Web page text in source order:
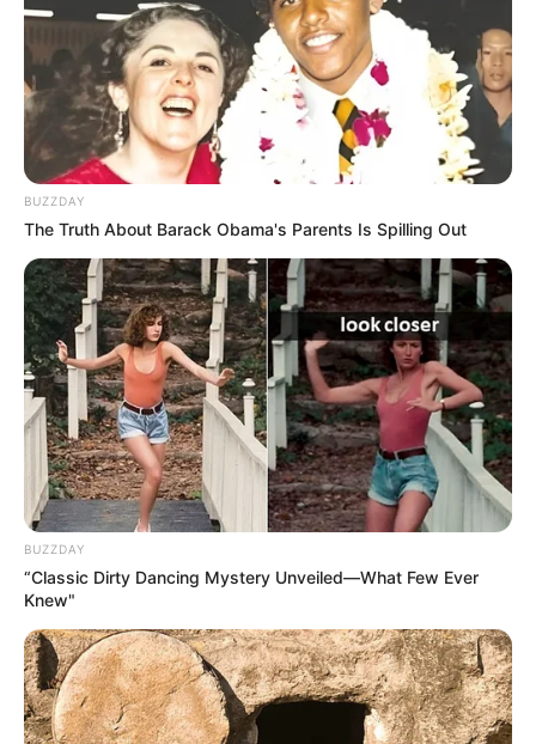
BUZZDAY
The Truth About Barack Obama's Parents Is Spilling Out
BUZZDAY
“Classic Dirty Dancing Mystery Unveiled—What Few Ever
Knew"